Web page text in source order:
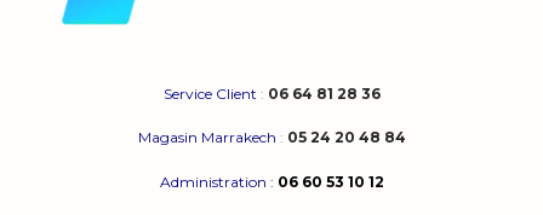
Service Client : 06 64 81 28 36
Magasin Marrakech : 05 24 20 48 84
Administration : 06 60 53 10 12